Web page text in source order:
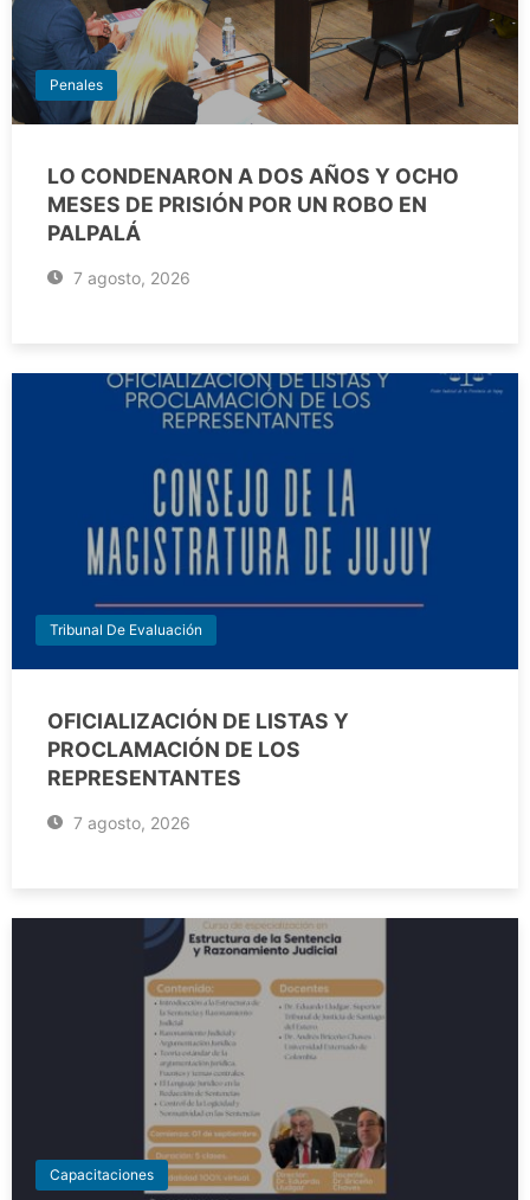
Penales
LO CONDENARON A DOS AÑOS Y OCHO
MESES DE PRISIÓN POR UN ROBO EN
PALPALÁ
7 agosto, 2026
Tribunal De Evaluación
OFICIALIZACIÓN DE LISTAS Y
PROCLAMACIÓN DE LOS
REPRESENTANTES
7 agosto, 2026
Capacitaciones